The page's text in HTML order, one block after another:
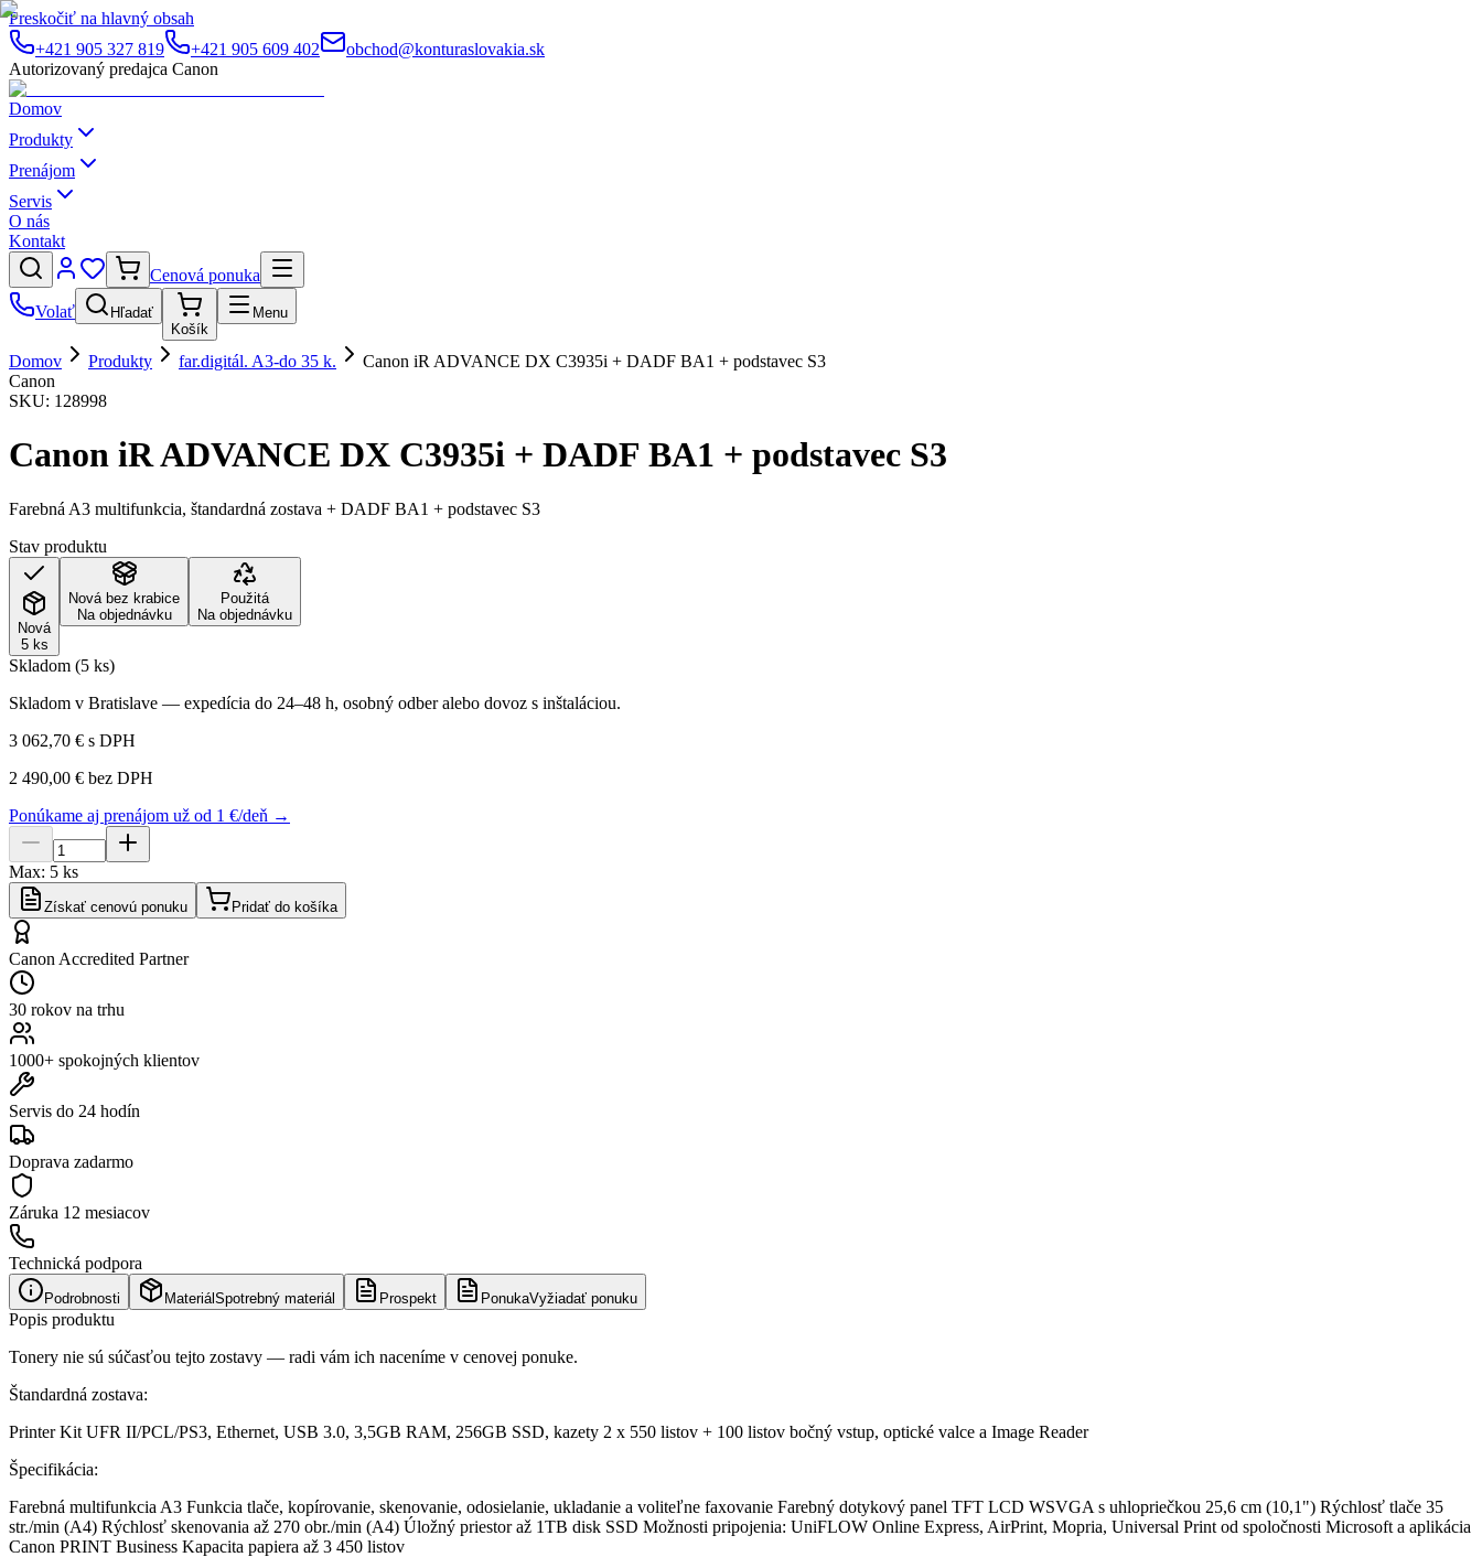
Preskočiť na hlavný obsah
+421 905 327 819
+421 905 609 402
obchod@konturaslovakia.sk
Autorizovaný predajca Canon
Domov
Produkty
Prenájom
Servis
O nás
Kontakt
Cenová ponuka
Volať
Hľadať
Košík
Menu
Domov Produkty far.digitál. A3-do 35 k.
Canon iR ADVANCE DX C3935i + DADF BA1 + podstavec S3
Canon
SKU: 128998
Canon iR ADVANCE DX C3935i + DADF BA1 + podstavec S3
Farebná A3 multifunkcia, štandardná zostava + DADF BA1 + podstavec S3
Stav produktu
Nová
5 ks
Nová bez krabice
Na objednávku
Použitá
Na objednávku
Skladom (5 ks)
Skladom v Bratislave — expedícia do 24–48 h, osobný odber alebo dovoz s inštaláciou.
3 062,70 € s DPH
2 490,00 € bez DPH
Ponúkame aj prenájom už od 1 €/deň →
Max: 5 ks
Získať cenovú ponuku Pridať do košíka
Canon Accredited Partner
30 rokov na trhu
1000+ spokojných klientov
Servis do 24 hodín
Doprava zadarmo
Záruka 12 mesiacov
Technická podpora
Podrobnosti Materiál Spotrebný materiál Prospekt PonukaVyžiadať ponuku
Popis produktu
Tonery nie sú súčasťou tejto zostavy — radi vám ich naceníme v cenovej ponuke.
Štandardná zostava:
Printer Kit UFR II/PCL/PS3, Ethernet, USB 3.0, 3,5GB RAM, 256GB SSD, kazety 2 x 550 listov + 100 listov bočný vstup, optické valce a Image Reader
Špecifikácia:
Farebná multifunkcia A3 Funkcia tlače, kopírovanie, skenovanie, odosielanie, ukladanie a voliteľne faxovanie Farebný dotykový panel TFT LCD WSVGA s uhlopriečkou 25,6 cm (10,1") Rýchlosť tlače 35
str./min (A4) Rýchlosť skenovania až 270 obr./min (A4) Úložný priestor až 1TB disk SSD Možnosti pripojenia: UniFLOW Online Express, AirPrint, Mopria, Universal Print od spoločnosti Microsoft a aplikácia
Canon PRINT Business Kapacita papiera až 3 450 listov